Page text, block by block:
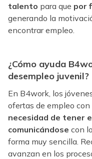
talento para que por
generando la
encontrar empleo.
¿Cómo ayuda
desempleo juvenil?
En B4work, los
ofertas de empleo
necesidad de tener
comunicándose con
forma muy sencilla.
avanzan en los